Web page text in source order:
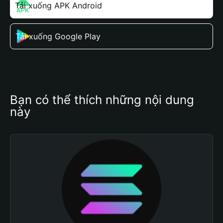
Tải xuống APK Android
Tải xuống Google Play
Bạn có thể thích những nội dung
này